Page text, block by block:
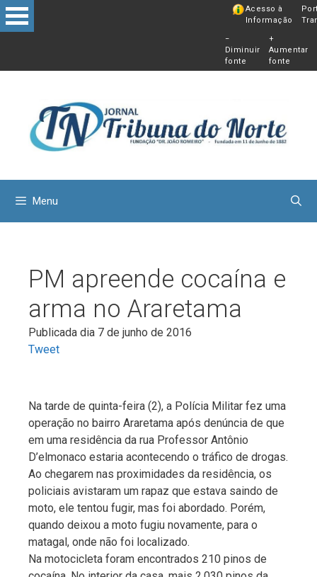
Pular
para
Acesso à
Informação
−
Diminuir
fonte
+
Aumentar
fonte
Menu
PM apreende cocaína e
arma no Araretama
Publicada dia 7 de junho de 2016
Tweet
Na tarde de quinta-feira (2), a Polícia Militar fez uma
operação no bairro Araretama após denúncia de que
em uma residência da rua Professor Antônio
D’elmonaco estaria acontecendo o tráfico de drogas.
Ao chegarem nas proximidades da residência, os
policiais avistaram um rapaz que estava saindo de
moto, ele tentou fugir, mas foi abordado. Porém,
quando deixou a moto fugiu novamente, para o
matagal, onde não foi localizado.
Na motocicleta foram encontrados 210 pinos de